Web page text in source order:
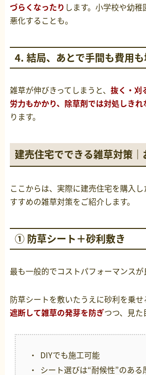
づらくなったり します。小学校や幼
悪化することも。
4. 結局、あとで手間も費用も
雑草が伸びきってしまうと、 抜く・刈
労力もかかり、除草剤では対処しきれ
ります。
建売住宅でできる雑草対策
ここからは、実際に建売住宅を購入
すすめの雑草対策をご紹介します。
① 防草シート＋砂利敷き
最も一般的でコストパフォーマンスが
防草シートを敷いたうえに砂利を乗せ
遮断して雑草の発芽を防ぎつつ、見た
DIYでも施工可能
シート選びは“耐候性”のあ